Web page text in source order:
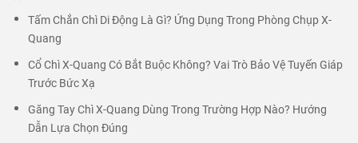
Tấm Chắn Chì Di Động Là Gì? Ứng Dụng Trong Phòng Chụp X-
Quang
Cổ Chì X-Quang Có Bắt Buộc Không? Vai Trò Bảo Vệ Tuyến Giáp
Trước Bức Xạ
Găng Tay Chì X-Quang Dùng Trong Trường Hợp Nào? Hướng
Dẫn Lựa Chọn Đúng